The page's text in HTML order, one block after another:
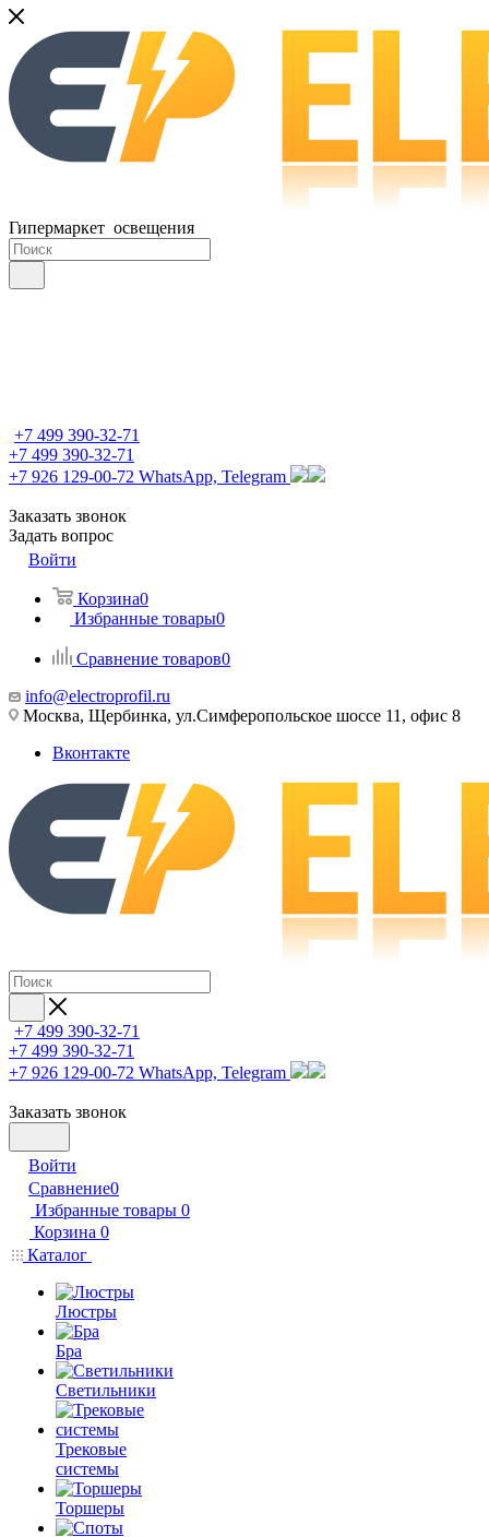
Гипермаркет освещения
+7 499 390-32-71
+7 499 390-32-71
+7 926 129-00-72 WhatsApp, Telegram
Заказать звонок
Задать вопрос
Войти
Корзина0
Избранные товары0
Сравнение товаров0
info@electroprofil.ru
Москва, Щербинка, ул.Симферопольское шоссе 11, офис 8
Вконтакте
+7 499 390-32-71
+7 499 390-32-71
+7 926 129-00-72 WhatsApp, Telegram
Заказать звонок
Войти
Сравнение0
Избранные товары 0
Корзина 0
Каталог
Люстры
Бра
Светильники
Трековые
системы
Торшеры